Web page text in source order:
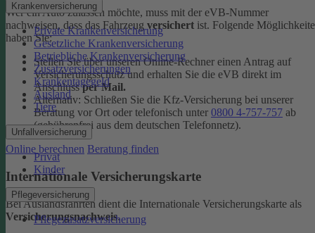
Krankenversicherung
Private Krankenversicherung
Gesetzliche Krankenversicherung
Betriebliche Krankenversicherung
Zusatzversicherungen
Krankentagegeld
Ausland
Tiere
Unfallversicherung
Privat
Kinder
Pflegeversicherung
Pflegezusatzversicherung
Wer ein Auto zulassen möchte, muss mit der eVB-Nummer
nachweisen, dass das Fahrzeug versichert ist. Folgende
haben Sie:
Stellen Sie über unseren Online-Rechner einen Antrag auf
Versicherungsschutz und erhalten Sie die eVB direkt im
Anschlussper Mail.
Alternativ: Schließen Sie die Kfz-​Versicherung bei unserer
Beratung vor Ort oder telefonisch unter 0800 4-​757-757 ab
(gebührenfrei aus dem deutschen Telefonnetz).
Online berechnen Beratung finden
Internationale Versicherungskarte
Bei Auslandsfahrten dient die Internationale Versicherungskarte als
Versicherungsnachweis.